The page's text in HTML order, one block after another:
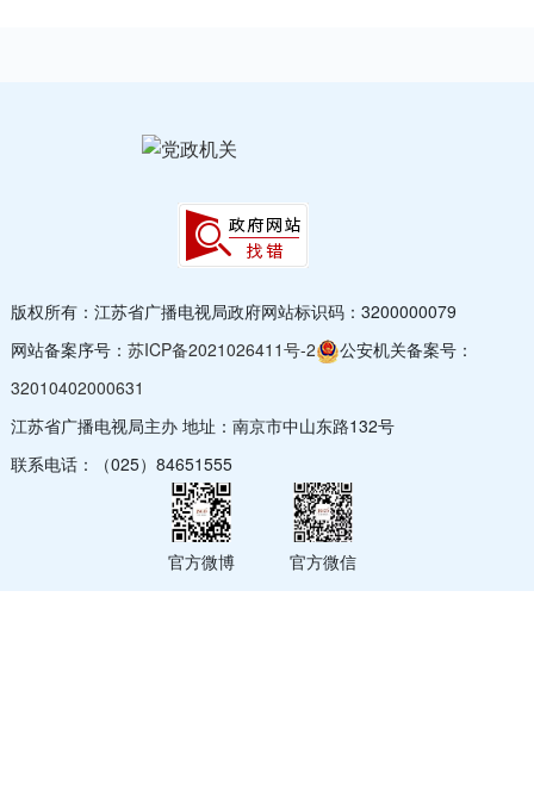
版权所有：江苏省广播电视局政府网站标识码：3200000079
网站备案序号： 苏ICP备2021026411号-2
公安机关备案号：
32010402000631
江苏省广播电视局主办 地址：南京市中山东路132号
联系电话：（025）84651555
官方微博 官方微信